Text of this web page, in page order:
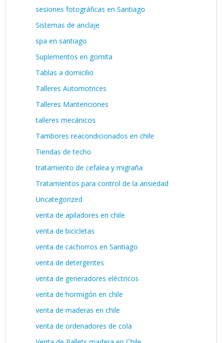
sesiones fotográficas en Santiago
Sistemas de anclaje
spa en santiago
Suplementos en gomita
Tablas a domicilio
Talleres Automotrices
Talleres Mantenciones
talleres mecánicos
Tambores reacondicionados en chile
Tiendas de techo
tratamiento de cefalea y migraña
Tratamientos para control de la ansiedad
Uncategorized
venta de apiladores en chile
venta de bicicletas
venta de cachorros en Santiago
venta de detergentes
venta de generadores eléctricos
venta de hormigón en chile
venta de maderas en chile
venta de ordenadores de cola